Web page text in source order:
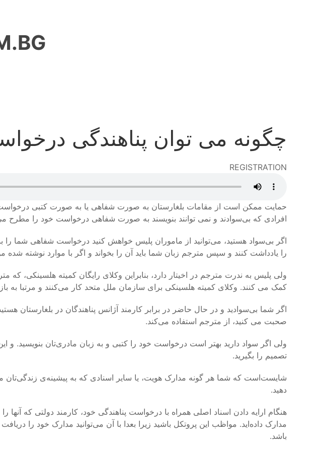
چگونه می توان پناهندگی
REGISTRATION
حمایت ممکن است از مقامات بلغارستان به صورت شفاهی یا به صورت کتبی
افرادی که بی‌سوادند و نمی توانند بنویسند به صورت شفاهی درخواست خود را مطرح
اگر بی‌سواد هستید، می‌توانید از ماموران پلیس خواهش کنید درخواست شفاهی شما
را یاد‌داشت کنند و سپس مترجم زبان شما باید آن را بخواند و اگر با موارد نوشته شده
ولی پلیس به ندرت مترجم در اخیتار دارد، بنابراین وکلای رایگان کمیته هلسینکی،
کمک می کنند. وکلای کمیته هلسینکی برای سازمان ملل متحد کار می‌کنند و مرتبا
اگر شما بی‌سوادید و در حال حاضر در برابر کارمند آژانس پناهندگان در بلغارستان
صحبت می کنید، از مترجم استفاده می‌کند.
ولی اگر سواد دارید بهتر است درخواست خود را کتبی و به زبان مادری‌تان بنویسید.
تصمیم را بگیرید.
شایست‌است که شما هر گونه مدارک هویت، یا سایر اسنادی که به پیشینه‌ی زندگی‌تان
دهید.
هنگام ارایه دادن اسناد اصلی همراه با درخواست پناهندگی خود، کارمند دولتی که
مدارک داده‌اید. مواظب این پروتکل باشید زیرا بعدا با آن می‌توانید مدارک خود را
باشد.